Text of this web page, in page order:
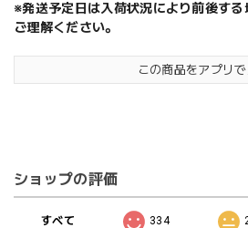
※発送予定日は入荷状況により前後す
ご理解ください。
この商品をアプリで
ショップの評価
すべて 334